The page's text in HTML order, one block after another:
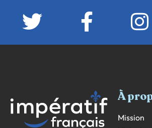
À
Mission